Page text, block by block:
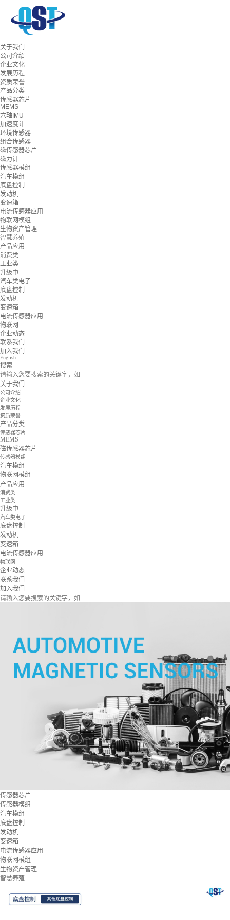
关于我们
公司介绍
企业文化
发展历程
资质荣誉
产品分类
传感器芯片
MEMS
六轴IMU
加速度计
环境传感器
组合传感器
磁传感器芯片
磁力计
传感器模组
汽车模组
底盘控制
发动机
变速箱
电流传感器应用
物联网模组
生物资产管理
智慧养殖
产品应用
消费类
工业类
升级中
汽车类电子
底盘控制
发动机
变速箱
电流传感器应用
物联网
企业动态
联系我们
加入我们
English
搜索
关于我们
公司介绍
企业文化
发展历程
资质荣誉
产品分类
传感器芯片
MEMS
磁传感器芯片
传感器模组
汽车模组
物联网模组
产品应用
消费类
工业类
升级中
汽车类电子
底盘控制
发动机
变速箱
电流传感器应用
物联网
企业动态
联系我们
加入我们
传感器芯片
传感器模组
汽车模组
底盘控制
发动机
变速箱
电流传感器应用
物联网模组
生物资产管理
智慧养殖